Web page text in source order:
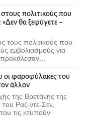
πολιτικούς που
«Δεν θα ξεφύγετε –
τους πολιτικούς που
εμβολιασμούς για
οι φαροφύλακες του
άλλον
της Βρετάνης της
του Ραζ-ντε-Σεν,
τις κτυπούν